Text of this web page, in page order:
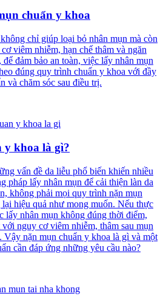
chuẩn y khoa
chỉ giúp loại bỏ nhân mụn mà còn
viêm nhiễm, hạn chế thâm và ngăn
đảm bảo an toàn, việc lấy nhân mụn
đúng quy trình chuẩn y khoa với đầy
và chăm sóc sau điều trị.
y khoa là gì?
vấn đề da liễu phổ biến khiến nhiều
pháp lấy nhân mụn để cải thiện làn da
không phải mọi quy trình nặn mụn
lại hiệu quả như mong muốn. Nếu thực
lấy nhân mụn không đúng thời điểm,
nguy cơ viêm nhiễm, thâm sau mụn
Vậy nặn mụn chuẩn y khoa là gì và một
cần đáp ứng những yêu cầu nào?